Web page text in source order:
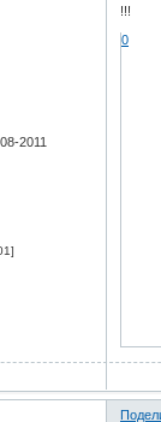
2011
!!!
0